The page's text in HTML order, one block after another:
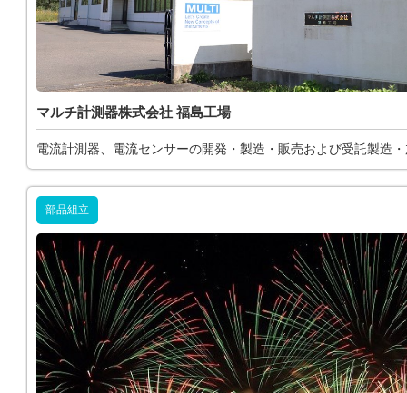
マルチ計測器株式会社 福島工場
電流計測器、電流センサーの開発・製造・販売および受託製造
部品組立